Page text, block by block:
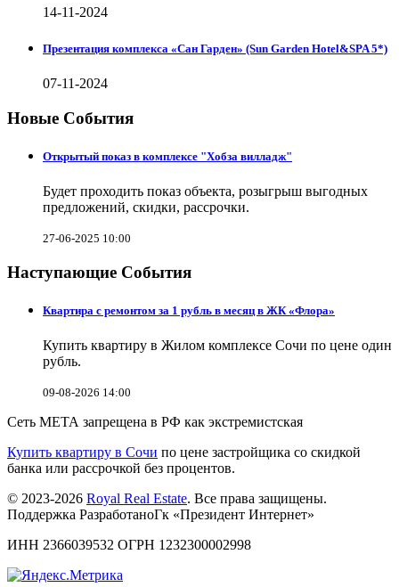
14-11-2024
Презентация комплекса «Сан Гарден» (Sun Garden Hotel&SPA 5*)
07-11-2024
Новые События
Открытый показ в комплексе "Хобза вилладж"
Будет проходить показ объекта, розыгрыш выгодных
предложений, скидки, рассрочки.
27-06-2025 10:00
Наступающие События
Квартира с ремонтом за 1 рубль в месяц в ЖК «Флора»
Купить квартиру в Жилом комплексе Сочи по цене один
рубль.
09-08-2026 14:00
Сеть МЕТА запрещена в РФ как экстремистская
Купить квартиру в Сочи по цене застройщика со скидкой
банка или рассрочкой без процентов.
© 2023-2026 Royal Real Estate. Все права защищены.
Поддержка РазработаноГк «Президент Интернет»
ИНН 2366039532 ОГРН 1232300002998